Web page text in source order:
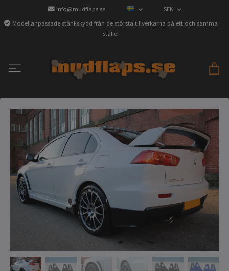
info@mudflaps.se
SEK
Modellanpassade stänkskydd från de största tillverkarna på ett och samma
ställe!